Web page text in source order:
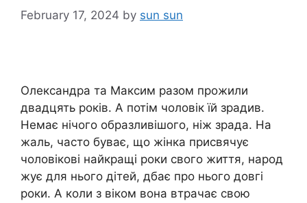
February 17, 2024 by sun sun
Олександра та Максим разом прожили
двадцять років. А потім чоловік їй зрадив.
Немає нічого образливішого, ніж зрада. На
жаль, часто буває, що жінка присвячує
чоловікові найкращі роки свого життя, народ
жує для нього дітей, дбає про нього довгі
роки. А коли з віком вона втрачає свою